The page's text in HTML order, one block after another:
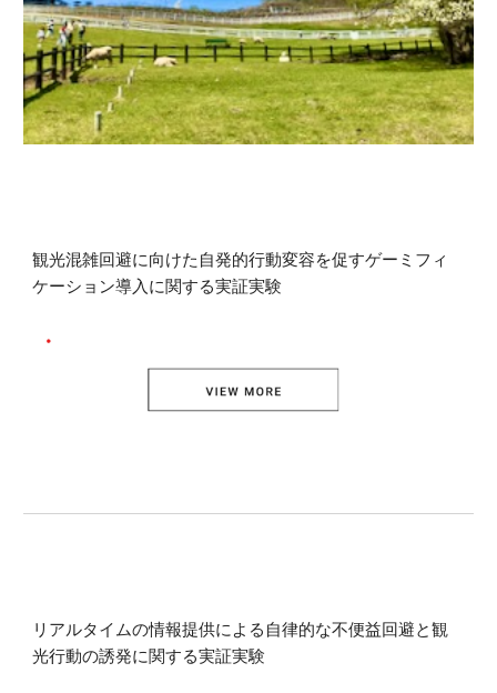
観光混雑回避に向けた自発的行動変容を促すゲーミフィ
ケーション導入に関する実証実験
リアルタイムの情報提供による自律的な不便益回避と観
光行動の誘発に関する実証実験